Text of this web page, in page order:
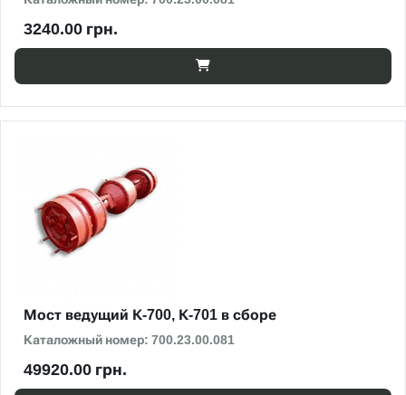
3240.00 грн.
Мост ведущий К-700, К-701 в сборе
Каталожный номер: 700.23.00.081
49920.00 грн.